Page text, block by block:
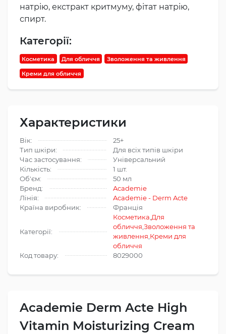
натрію, екстракт критмуму, фітат натрію,
спирт.
Категорії:
Косметика Для обличчя Зволоження та живлення
Креми для обличчя
Характеристики
Вік:
25+
Тип шкіри:
Для всіх типів шкіри
Час застосування:
Універсальний
Кількість:
1 шт.
Об'єм:
50 мл
Бренд:
Academie
Лінія:
Academie - Derm Acte
Країна виробник:
Франція
Категорії:
Косметика,Для
обличчя,Зволоження та
живлення,Креми для
обличчя
Код товару:
8029000
Academie Derm Acte High
Vitamin Moisturizing Cream